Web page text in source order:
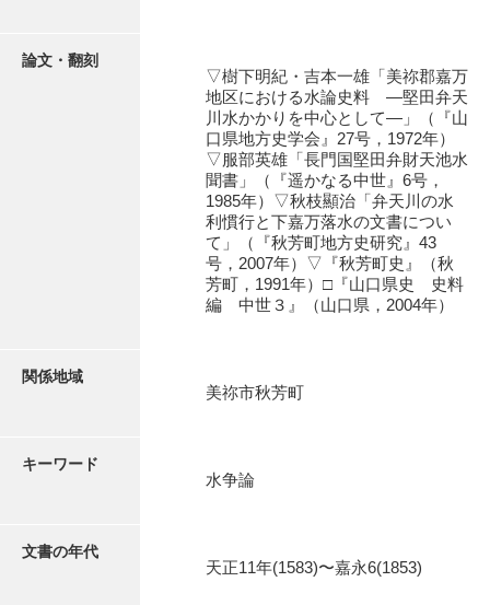
市川家文書(千葉県)
厳島神社祭礼堅田中組水上会講文書
厳島神社念仏踊堅田下組流田会講文書
伊藤家文書（須佐町）
伊藤家文書（宇部市）
井上家文書（宇部市）
論文・翻刻
▽樹下明紀・吉本一雄「美祢郡嘉万
地区における水論史料 ―堅田弁天
川水かかりを中心として―」（『山
口県地方史学会』27号，1972年）
▽服部英雄「長門国堅田弁財天池水
聞書」（『遥かなる中世』6号，
1985年）▽秋枝顯治「弁天川の水
利慣行と下嘉万落水の文書につい
て」（『秋芳町地方史研究』43
号，2007年）▽『秋芳町史』（秋
芳町，1991年）□『山口県史 史料
編 中世３』（山口県，2004年）
関係地域
美祢市秋芳町
キーワード
水争論
文書の年代
天正11年(1583)〜嘉永6(1853)